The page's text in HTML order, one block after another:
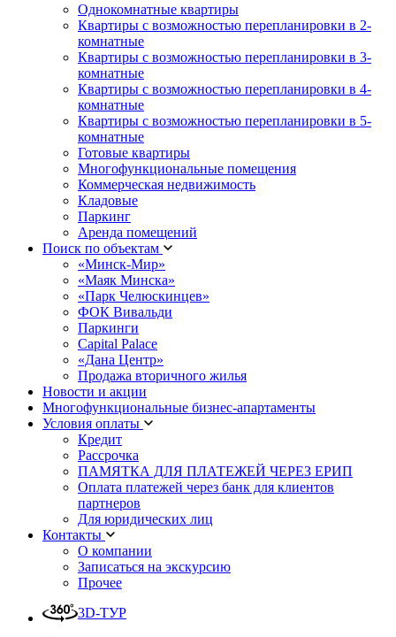
Однокомнатные квартиры
Квартиры с возможностью перепланировки в 2-
комнатные
Квартиры с возможностью перепланировки в 3-
комнатные
Квартиры с возможностью перепланировки в 4-
комнатные
Квартиры с возможностью перепланировки в 5-
комнатные
Готовые квартиры
Многофункциональные помещения
Коммерческая недвижимость
Кладовые
Паркинг
Аренда помещений
Поиск по объектам
«Минск-Мир»
«Маяк Минска»
«Парк Челюскинцев»
ФОК Вивальди
Паркинги
Capital Palace
«Дана Центр»
Продажа вторичного жилья
Новости и акции
Многофункциональные бизнес-апартаменты
Условия оплаты
Кредит
Рассрочка
ПАМЯТКА ДЛЯ ПЛАТЕЖЕЙ ЧЕРЕЗ ЕРИП
Оплата платежей через банк для клиентов
партнеров
Для юридических лиц
Контакты
О компании
Записаться на экскурсию
Прочее
3D-ТУР